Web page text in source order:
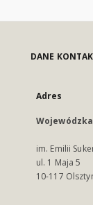
DANE
Adres
im. Emilii
ul. 1 Maja 5
10-117